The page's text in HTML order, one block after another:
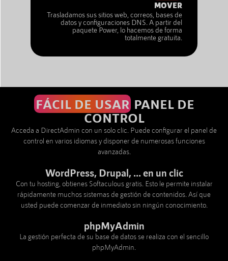
MOVER
Trasladamos sus sitios web, correos, bases de
datos y configuraciones DNS. A partir del
paquete Power, lo hacemos de forma
totalmente gratuita.
FÁCIL DE USARPANEL DE
CONTROL
Acceda a DirectAdmin con un solo clic. Puede configurar el panel de
control en varios idiomas y disponer de numerosas funciones
avanzadas.
WordPress, Drupal, ... en un clic
Con tu hosting, obtienes Softaculous gratis. Esto le permite instalar
rápidamente muchos sistemas de gestión de contenidos. Así que
usted puede comenzar de inmediato sin ningún conocimiento.
phpMyAdmin
La gestión perfecta de su base de datos se realiza con el sencillo
phpMyAdmin.